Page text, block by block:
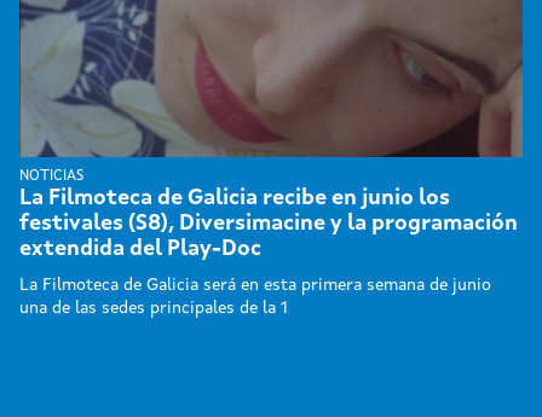
NOTICIAS
La Filmoteca de Galicia recibe en junio los
festivales (S8), Diversimacine y la programación
extendida del Play-Doc
La Filmoteca de Galicia será en esta primera semana de junio
una de las sedes principales de la 1